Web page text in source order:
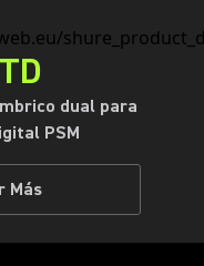
dual para
PSM
Más